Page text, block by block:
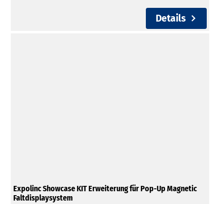
Details
Expolinc Showcase KIT Erweiterung für Pop-Up Magnetic
Faltdisplaysystem